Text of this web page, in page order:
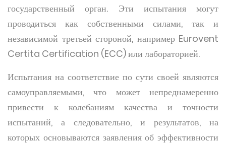
государственный орган. Эти испытания могут
проводиться как собственными силами, так и
независимой третьей стороной, например Eurovent
Certita Certification (ECC) или лабораторией.
Испытания на соответствие по сути своей являются
самоуправляемыми, что может непреднамеренно
привести к колебаниям качества и точности
испытаний, а следовательно, и результатов, на
которых основываются заявления об эффективности